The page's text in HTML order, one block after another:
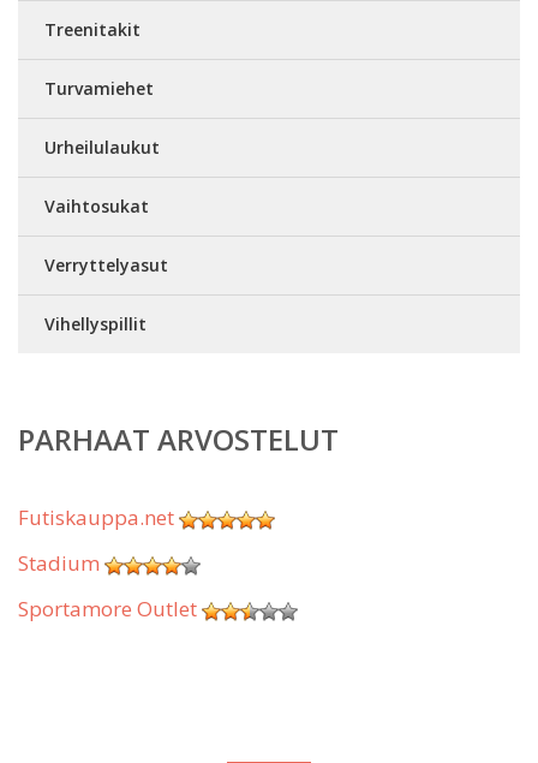
Treenitakit
Turvamiehet
Urheilulaukut
Vaihtosukat
Verryttelyasut
Vihellyspillit
PARHAAT ARVOSTELUT
Futiskauppa.net
Stadium
Sportamore Outlet